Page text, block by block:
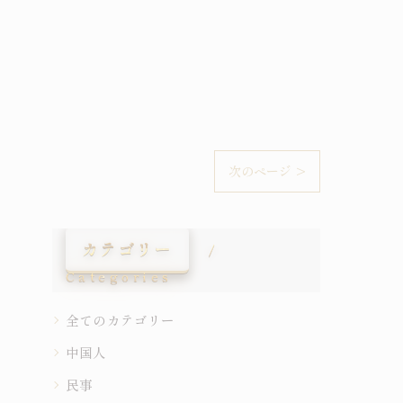
次のページ >
カテゴリー
Categories
全てのカテゴリー
中国人
民事